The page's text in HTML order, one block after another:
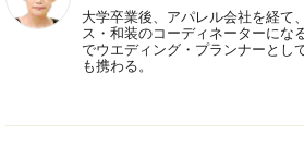
大学卒業後、アパレル会社を経て
ス・和装のコーディネーターにな
でウエディング・プランナーとし
も携わる。